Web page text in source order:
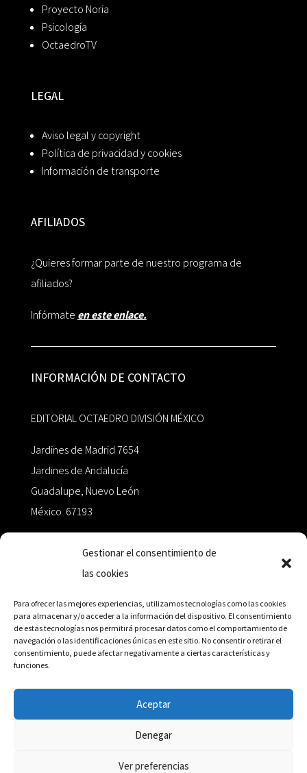
Gestionar el consentimiento de
las cookies
Para ofrecer las mejores experiencias, utilizamos tecnologías como las cookies
para almacenar y/o acceder a la información del dispositivo. El consentimiento
de estas tecnologías nos permitirá procesar datos como el comportamiento de
navegación o las identificaciones únicas en este sitio. No consentir o retirar el
consentimiento, puede afectar negativamente a ciertas características y
funciones.
Aceptar
Denegar
Ver preferencias
Proyecto Noria
Psicología
OctaedroTV
LEGAL
Aviso legal y copyright
Política de privacidad y cookies
Información de transporte
AFILIADOS
¿Quieres formar parte de nuestro programa de
afiliados?
Infórmate en este enlace.
INFORMACIÓN DE CONTACTO
EDITORIAL OCTAEDRO DIVISIÓN MÉXICO
Jardines de Madrid 7654
Jardines de Andalucía
Guadalupe, Nuevo León
México 67193
+52 811.499.5638
RED DE DISTRIBUCIÓN